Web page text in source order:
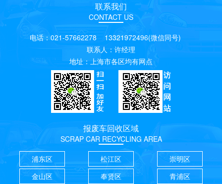
联系我们
CONTACT US
电话：021-57662278 13321972496(微信同号)
联系人：许经理
地址：上海市各区均有网点
报废车回收区域
SCRAP CAR RECYCLING AREA
浦东区
松江区
崇明区
金山区
奉贤区 青浦区